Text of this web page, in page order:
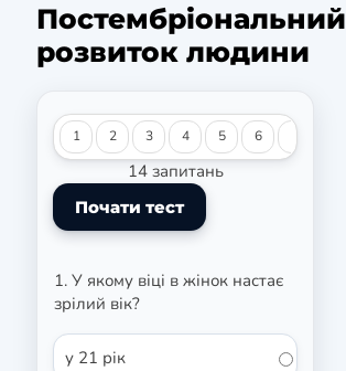
Постембріональний
розвиток людини
1 2 3 4 5 6
14 запитань
1. У якому віці в жінок настає
зрілий вік?
у 21 рік